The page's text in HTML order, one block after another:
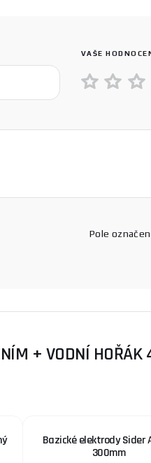
VAŠE
Pole
+ VODNÍ
Bazické elektrody Sider
300mm